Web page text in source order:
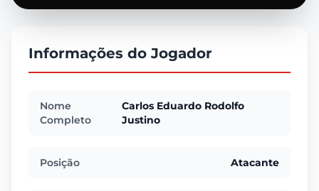
Informações do Jogador
Nome
Completo
Carlos Eduardo Rodolfo
Justino
Posição Atacante